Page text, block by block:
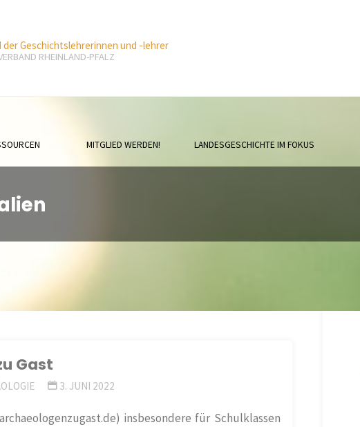
der Geschichtslehrerinnen und -lehrer
RHEINLAND-PFALZ
MITGLIED WERDEN! LANDESGESCHICHTE IM FOKUS
Gast
3. JUNI 2022
insbesondere für Schulklassen